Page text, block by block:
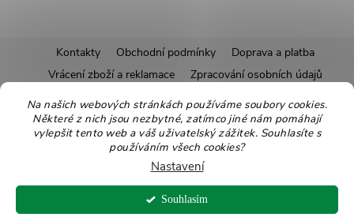
Na našich webových stránkách používáme soubory cookies.
Některé z nich jsou nezbytné, zatímco jiné nám pomáhají
vylepšit tento web a váš uživatelský zážitek. Souhlasíte s
používáním všech cookies?
Nastavení
Souhlasím
á
Kontakty Obchodní podmínky
Doprava a platba
Vrácení zboží a reklamace
Zpracování osobních údajů
Pravidla soutěží
Affiliate program
Pro nové dodavatele
Ekologické balení Moje objednávka
Copyright 2026Zdravoslav. Všechna práva vyhrazena.Upravit nastavení
cookies